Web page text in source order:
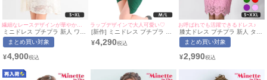
ミニドレス プチプラ 新人 ワン
ピース フレア ラウンジ 襟付き
ノースリーブ レース 花柄 低
ガーリー アイボリー キャバド
応) | myMinette/マイミネット
まとめ買い対象
¥4,900
ラップデザインで大人可愛い♡
[新作] ミニドレス プチプラ 新
人 タイト ジップ セクシー ノ
ースリーブ 低身長 谷間 背中魅
¥4,290
お呼ばれでも活躍できるドレス♪
膝丈ドレス プチプラ 新人 タイ
ト ワンピース セクシー ノース
リーブ レース 花柄 低身長 胸
ュージョンネック ピンク キャ
| myMinette/マイミネット
まとめ買い対象
¥2,990